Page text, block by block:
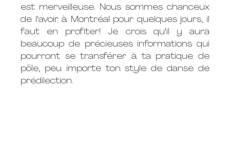
est merveilleuse. Nous sommes chanceux
de l'avoir à Montréal pour quelques jours, il
faut en profiter! Je crois qu'il y aura
beaucoup de précieuses informations qui
pourront se transférer à ta pratique de
pôle, peu importe ton style de danse de
prédilection.